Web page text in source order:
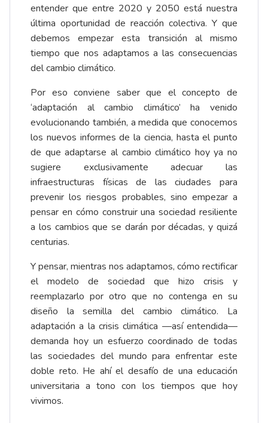
entender que entre 2020 y 2050 está nuestra
última oportunidad de reacción colectiva. Y que
debemos empezar esta transición al mismo
tiempo que nos adaptamos a las consecuencias
del cambio climático.
Por eso conviene saber que el concepto de
‘adaptación al cambio climático’ ha venido
evolucionando también, a medida que conocemos
los nuevos informes de la ciencia, hasta el punto
de que adaptarse al cambio climático hoy ya no
sugiere exclusivamente adecuar las
infraestructuras físicas de las ciudades para
prevenir los riesgos probables, sino empezar a
pensar en cómo construir una sociedad resiliente
a los cambios que se darán por décadas, y quizá
centurias.
Y pensar, mientras nos adaptamos, cómo rectificar
el modelo de sociedad que hizo crisis y
reemplazarlo por otro que no contenga en su
diseño la semilla del cambio climático. La
adaptación a la crisis climática —así entendida—
demanda hoy un esfuerzo coordinado de todas
las sociedades del mundo para enfrentar este
doble reto. He ahí el desafío de una educación
universitaria a tono con los tiempos que hoy
vivimos.